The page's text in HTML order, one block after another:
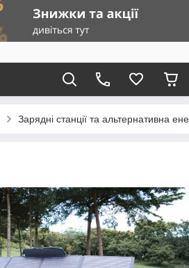
Зарядні станції та альтернативна